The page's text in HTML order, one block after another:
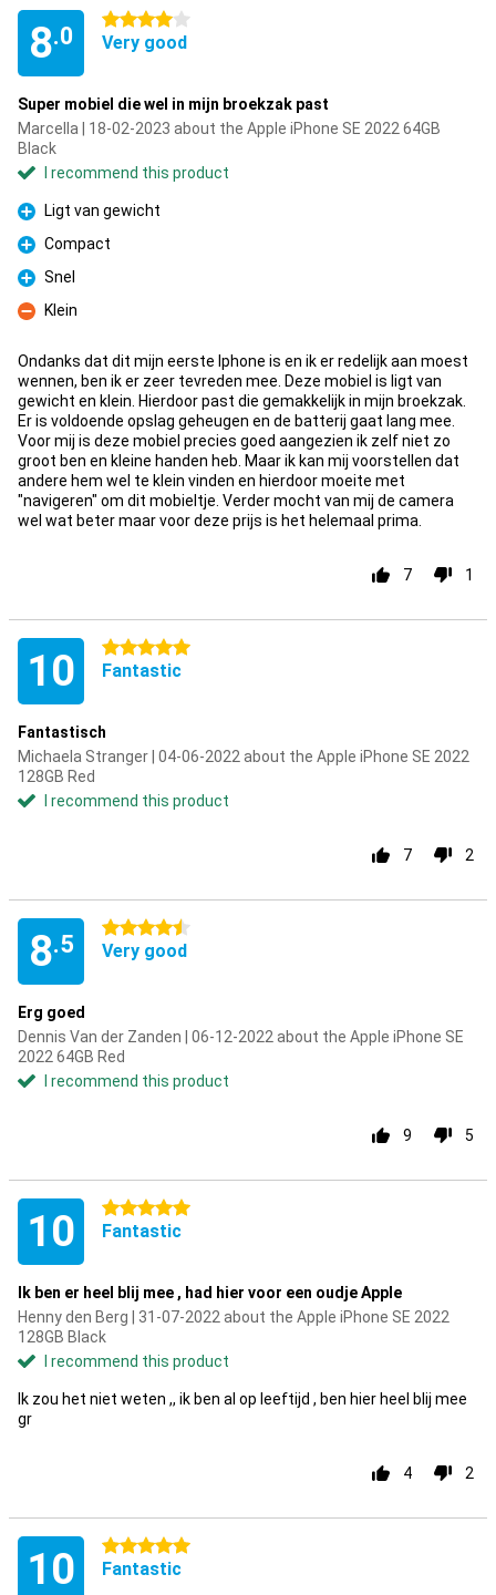
8.0
4 stars
Very good
Super mobiel die wel in mijn broekzak past
Marcella | 18-02-2023 about the Apple iPhone SE 2022 64GB
Black
I recommend this product
Pro
Ligt van gewicht
Pro
Compact
Pro
Snel
Con
Klein
Ondanks dat dit mijn eerste Iphone is en ik er redelijk aan moest
wennen, ben ik er zeer tevreden mee. Deze mobiel is ligt van
gewicht en klein. Hierdoor past die gemakkelijk in mijn broekzak.
Er is voldoende opslag geheugen en de batterij gaat lang mee.
Voor mij is deze mobiel precies goed aangezien ik zelf niet zo
groot ben en kleine handen heb. Maar ik kan mij voorstellen dat
andere hem wel te klein vinden en hierdoor moeite met
"navigeren" om dit mobieltje. Verder mocht van mij de camera
wel wat beter maar voor deze prijs is het helemaal prima.
7 1
10 5 stars
Fantastic
Fantastisch
Michaela Stranger | 04-06-2022 about the Apple iPhone SE 2022
128GB Red
I recommend this product
7 2
8.5
4.5 stars
Very good
Erg goed
Dennis Van der Zanden | 06-12-2022 about the Apple iPhone SE
2022 64GB Red
I recommend this product
9 5
10 5 stars
Fantastic
Ik ben er heel blij mee , had hier voor een oudje Apple
Henny den Berg | 31-07-2022 about the Apple iPhone SE 2022
128GB Black
I recommend this product
Ik zou het niet weten ,, ik ben al op leeftijd , ben hier heel blij mee
gr
4 2
10 5 stars
Fantastic